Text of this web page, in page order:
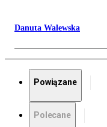
Danuta Walewska
Powiązane
Polecane